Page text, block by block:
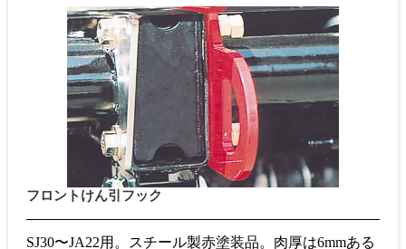
フロントけん引フック
SJ30〜JA22用。スチール製赤塗装品。肉厚は6mmある